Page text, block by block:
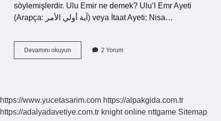
söylemişlerdir. Ulu Emir ne demek? Ulu’l Emr Ayeti
(Arapça: آية أولي الأمر) veya İtaat Ayeti; Nisa…
Devamını okuyun
Ulu
2 Yorum
https://www.yucetasarim.com https://alpakgida.com.tr
https://adalyadavetiye.com.tr knight online nttgame Sitemap